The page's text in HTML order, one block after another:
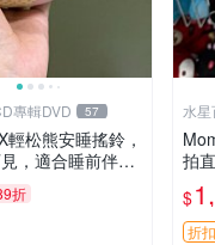
專輯DVD 57
輕松熊安睡搖鈴，
，適合睡前伴
安撫好物 0325
折
水
拍
圖
標
$
折